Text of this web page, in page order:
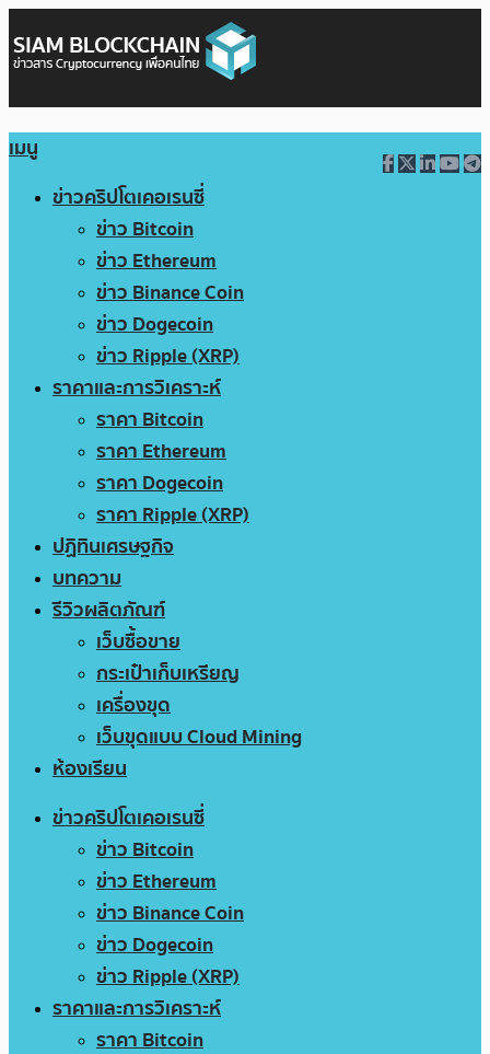
เมนู
ข่าวคริปโตเคอเรนซี่
ข่าว Bitcoin
ข่าว Ethereum
ข่าว Binance Coin
ข่าว Dogecoin
ข่าว Ripple (XRP)
ราคาและการวิเคราะห์
ราคา Bitcoin
ราคา Ethereum
ราคา Dogecoin
ราคา Ripple (XRP)
ปฏิทินเศรษฐกิจ
บทความ
รีวิวผลิตภัณฑ์
เว็บซื้อขาย
กระเป๋าเก็บเหรียญ
เครื่องขุด
เว็บขุดแบบ Cloud Mining
ห้องเรียน
ข่าวคริปโตเคอเรนซี่
ข่าว Bitcoin
ข่าว Ethereum
ข่าว Binance Coin
ข่าว Dogecoin
ข่าว Ripple (XRP)
ราคาและการวิเคราะห์
ราคา Bitcoin